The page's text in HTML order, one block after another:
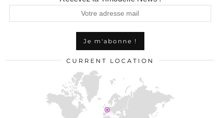
CURRENT LOCATION